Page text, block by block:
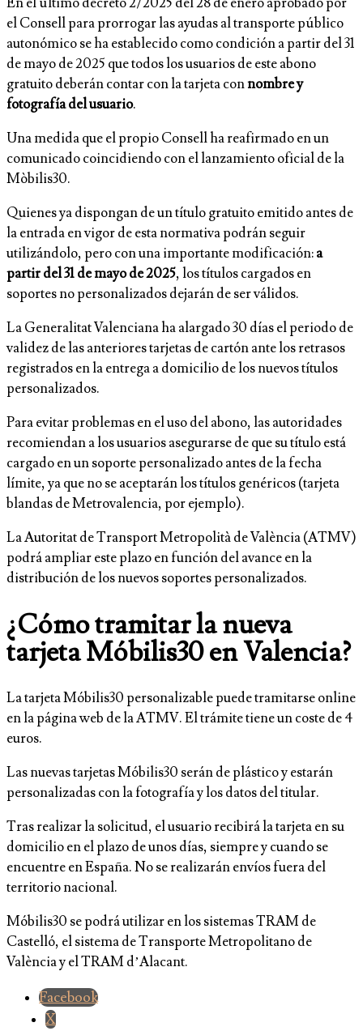
En el último decreto 2/2025 del 28 de enero aprobado por
el Consell para prorrogar las ayudas al transporte público
autonómico se ha establecido como condición a partir del 31
de mayo de 2025 que todos los usuarios de este abono
gratuito deberán contar con la tarjeta connombre y
fotografía del usuario.
Una medida que el propio Consell ha reafirmado en un
comunicado coincidiendo con el lanzamiento oficial de la
Mòbilis30.
Quienes ya dispongan de un título gratuito emitido antes de
la entrada en vigor de esta normativa podrán seguir
utilizándolo, pero con una importante modificación:a
partir del 31 de mayo de 2025, los títulos cargados en
soportes no personalizados dejarán de ser válidos.
La Generalitat Valenciana ha alargado 30 días el periodo de
validez de las anteriores tarjetas de cartón ante los retrasos
registrados en la entrega a domicilio de los nuevos títulos
personalizados.
Para evitar problemas en el uso del abono, las autoridades
recomiendan a los usuarios asegurarse de que su título está
cargado en un soporte personalizado antes de la fecha
límite, ya que no se aceptarán los títulos genéricos (tarjeta
blandas de Metrovalencia, por ejemplo).
La Autoritat de Transport Metropolità de València (ATMV)
podrá ampliar este plazo en función del avance en la
distribución de los nuevos soportes personalizados.
¿Cómo tramitar la nueva
tarjeta Móbilis30 en Valencia?
La tarjeta Móbilis30 personalizable puede tramitarse online
en la página web de la ATMV. El trámite tiene un coste de 4
euros.
Las nuevas tarjetas Móbilis30 serán de plástico y estarán
personalizadas con la fotografía y los datos del titular.
Tras realizar la solicitud, el usuario recibirá la tarjeta en su
domicilio en el plazo de unos días, siempre y cuando se
encuentre en España. No se realizarán envíos fuera del
territorio nacional.
Móbilis30 se podrá utilizar en los sistemas TRAM de
Castelló, el sistema de Transporte Metropolitano de
València y el TRAM d’Alacant.
Facebook
X